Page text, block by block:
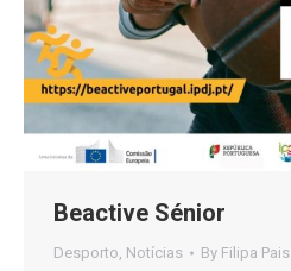
Beactive Sénior
Desporto Notícias By Filipa Pais